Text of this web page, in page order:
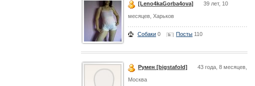
[Leno4kaGorba4ova] 39 лет, 10
месяцев, Харьков
Собаки 0 Посты 110
Румен [bigstafold] 43 года, 8 месяцев,
Москва